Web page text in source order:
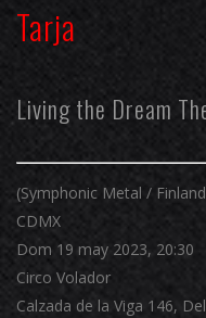
Tarja
Living the Dream
(Symphonic Metal /
CDMX
Dom 19 may 2023, 20:30
Circo Volador
Calzada de la Viga 146,